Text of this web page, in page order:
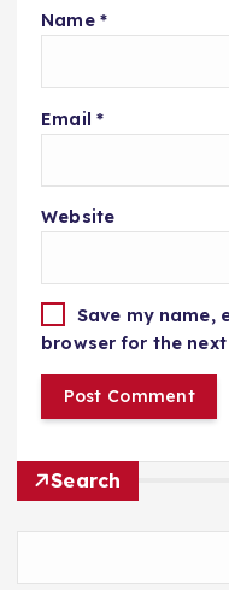
Name *
Email *
Website
Save my name,
browser for the
Search